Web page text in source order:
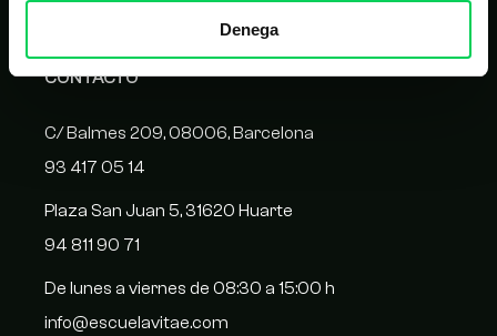
Denega
CONTACTO
C/ Balmes 209, 08006, Barcelona
93 417 05 14
Plaza San Juan 5, 31620 Huarte
94 811 90 71
De lunes a viernes de 08:30 a 15:00 h
info@escuelavitae.com